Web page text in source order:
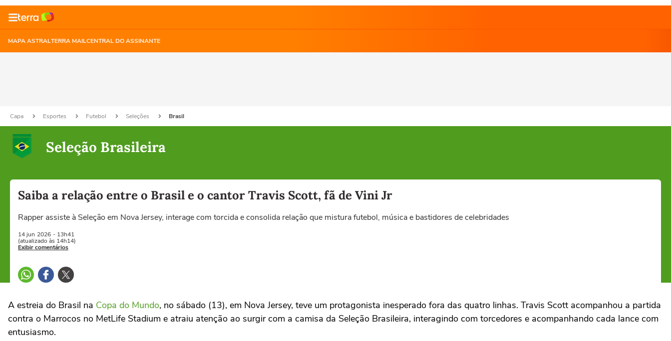
MAPA ASTRALTERRA MAILCENTRAL DO ASSINANTE
Capa Esportes Futebol Seleções Brasil
Seleção Brasileira
Saiba a relação entre o Brasil e o cantor Travis Scott, fã de Vini Jr
Rapper assiste à Seleção em Nova Jersey, interage com torcida e consolida relação que mistura futebol, música e bastidores de celebridades
14 jun 2026 - 13h41
(atualizado às 14h14)
Exibir comentários
A estreia do Brasil na Copa do Mundo, no sábado (13), em Nova Jersey, teve um protagonista inesperado fora das quatro linhas. Travis Scott acompanhou a partida
contra o Marrocos no MetLife Stadium e atraiu atenção ao surgir com a camisa da Seleção Brasileira, interagindo com torcedores e acompanhando cada lance com
entusiasmo.